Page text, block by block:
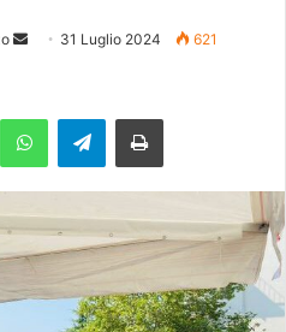
a
n
e
m
31 Luglio 2024 621
Telegram